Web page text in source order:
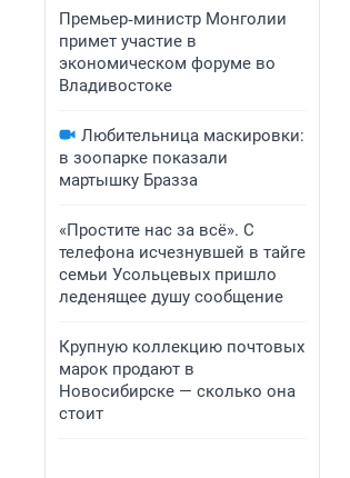
Премьер‑министр Монголии
примет участие в
экономическом форуме во
Владивостоке
Любительница маскировки:
в зоопарке показали
мартышку Бразза
«Простите нас за всё». С
телефона исчезнувшей в тайге
семьи Усольцевых пришло
леденящее душу сообщение
Крупную коллекцию почтовых
марок продают в
Новосибирске — сколько она
стоит